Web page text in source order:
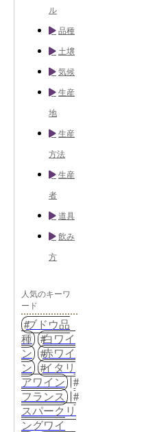
ル
品種
土壌
気候
生産
地
生産
方法
生産
者
道具
飲み
方
人気のキーワ
ード
ブドウ品
種
白ワイ
ン
赤ワイ
ン
イタリ
アワイン
フランス
スパークリ
ングワイ